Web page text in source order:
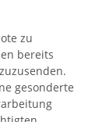
zu
bereits
gesonderte